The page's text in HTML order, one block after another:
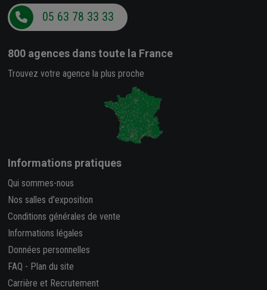
05 63 78 33 33
800 agences dans toute la France
Trouvez votre agence la plus proche
Informations pratiques
Qui sommes-nous
Nos salles d'exposition
Conditions générales de vente
Informations légales
Données personnelles
FAQ - Plan du site
Carrière et Recrutement